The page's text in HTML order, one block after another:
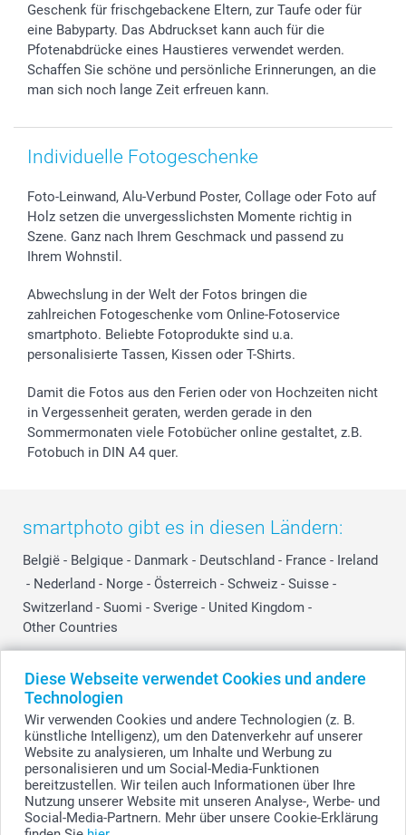
Diese Webseite verwendet Cookies und andere
Technologien
Wir verwenden Cookies und andere Technologien (z. B.
künstliche Intelligenz), um den Datenverkehr auf unserer
Website zu analysieren, um Inhalte und Werbung zu
personalisieren und um Social-Media-Funktionen
bereitzustellen. Wir teilen auch Informationen über Ihre
Nutzung unserer Website mit unseren Analyse-, Werbe- und
Social-Media-Partnern. Mehr über unsere Cookie-Erklärung
smartfriends
smartgarantie
smartbonus
Geschenk für frischgebackene Eltern, zur Taufe oder für
eine Babyparty. Das Abdruckset kann auch für die
Pfotenabdrücke eines Haustieres verwendet werden.
Schaffen Sie schöne und persönliche Erinnerungen, an die
man sich noch lange Zeit erfreuen kann.
Individuelle Fotogeschenke
Foto-Leinwand, Alu-Verbund Poster, Collage oder Foto auf
Holz setzen die unvergesslichsten Momente richtig in
Szene. Ganz nach Ihrem Geschmack und passend zu
Ihrem Wohnstil.
Abwechslung in der Welt der Fotos bringen die
zahlreichen Fotogeschenke vom Online-Fotoservice
smartphoto. Beliebte Fotoprodukte sind u.a.
personalisierte Tassen, Kissen oder T-Shirts.
Damit die Fotos aus den Ferien oder von Hochzeiten nicht
in Vergessenheit geraten, werden gerade in den
Sommermonaten viele Fotobücher online gestaltet, z.B.
Fotobuch in DIN A4 quer.
smartphoto gibt es in diesen Ländern:
België - Belgique - Danmark - Deutschland - France - Ireland
- Nederland - Norge - Österreich - Schweiz - Suisse -
Switzerland - Suomi - Sverige - United Kingdom -
Other Countries
© smartphoto Group. Alle Rechte vorbehalten.
Alle Preise verstehen sich in Schweizer Franken (CHF) inkl. MwSt. und zzgl.